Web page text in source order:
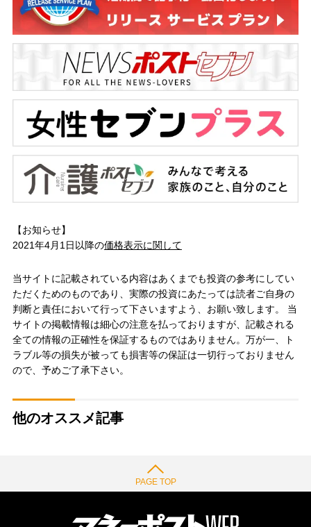
【お知らせ】
2021年4月1日以降の価格表示に関して
当サイトに記載されている内容はあくまでも投資の参考にしてい
ただくためのものであり、実際の投資にあたっては読者ご自身の
判断と責任において行って下さいますよう、お願い致します。 当
サイトの掲載情報は細心の注意を払っておりますが、記載される
全ての情報の正確性を保証するものではありません。万が一、ト
ラブル等の損失が被っても損害等の保証は一切行っておりません
ので、予めご了承下さい。
他のオススメ記事
PAGE TOP